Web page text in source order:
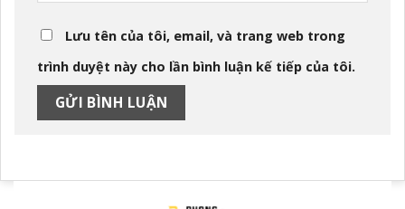
Lưu tên của tôi, email, và trang web trong
trình duyệt này cho lần bình luận kế tiếp của tôi.